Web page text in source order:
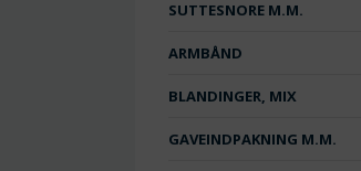
SUTTESNORE M.M.
ARMBÅND
BLANDINGER, MIX
GAVEINDPAKNING M.M.